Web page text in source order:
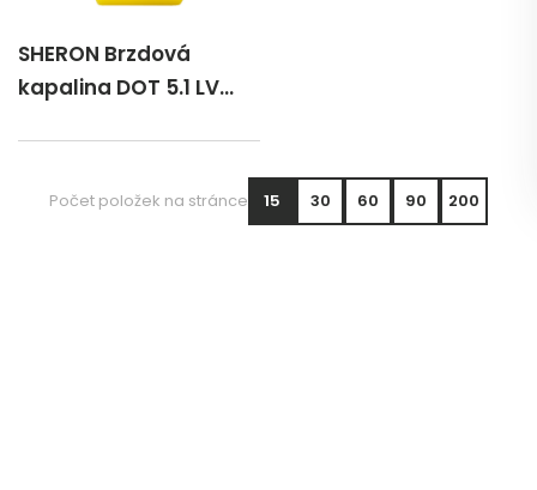
SHERON Brzdová
kapalina DOT 5.1 LV
Počet položek na stránce 15 30 60 90 200